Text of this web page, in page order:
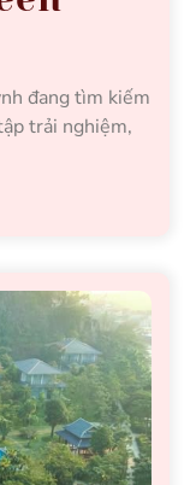
đang tìm kiếm
trải nghiệm,